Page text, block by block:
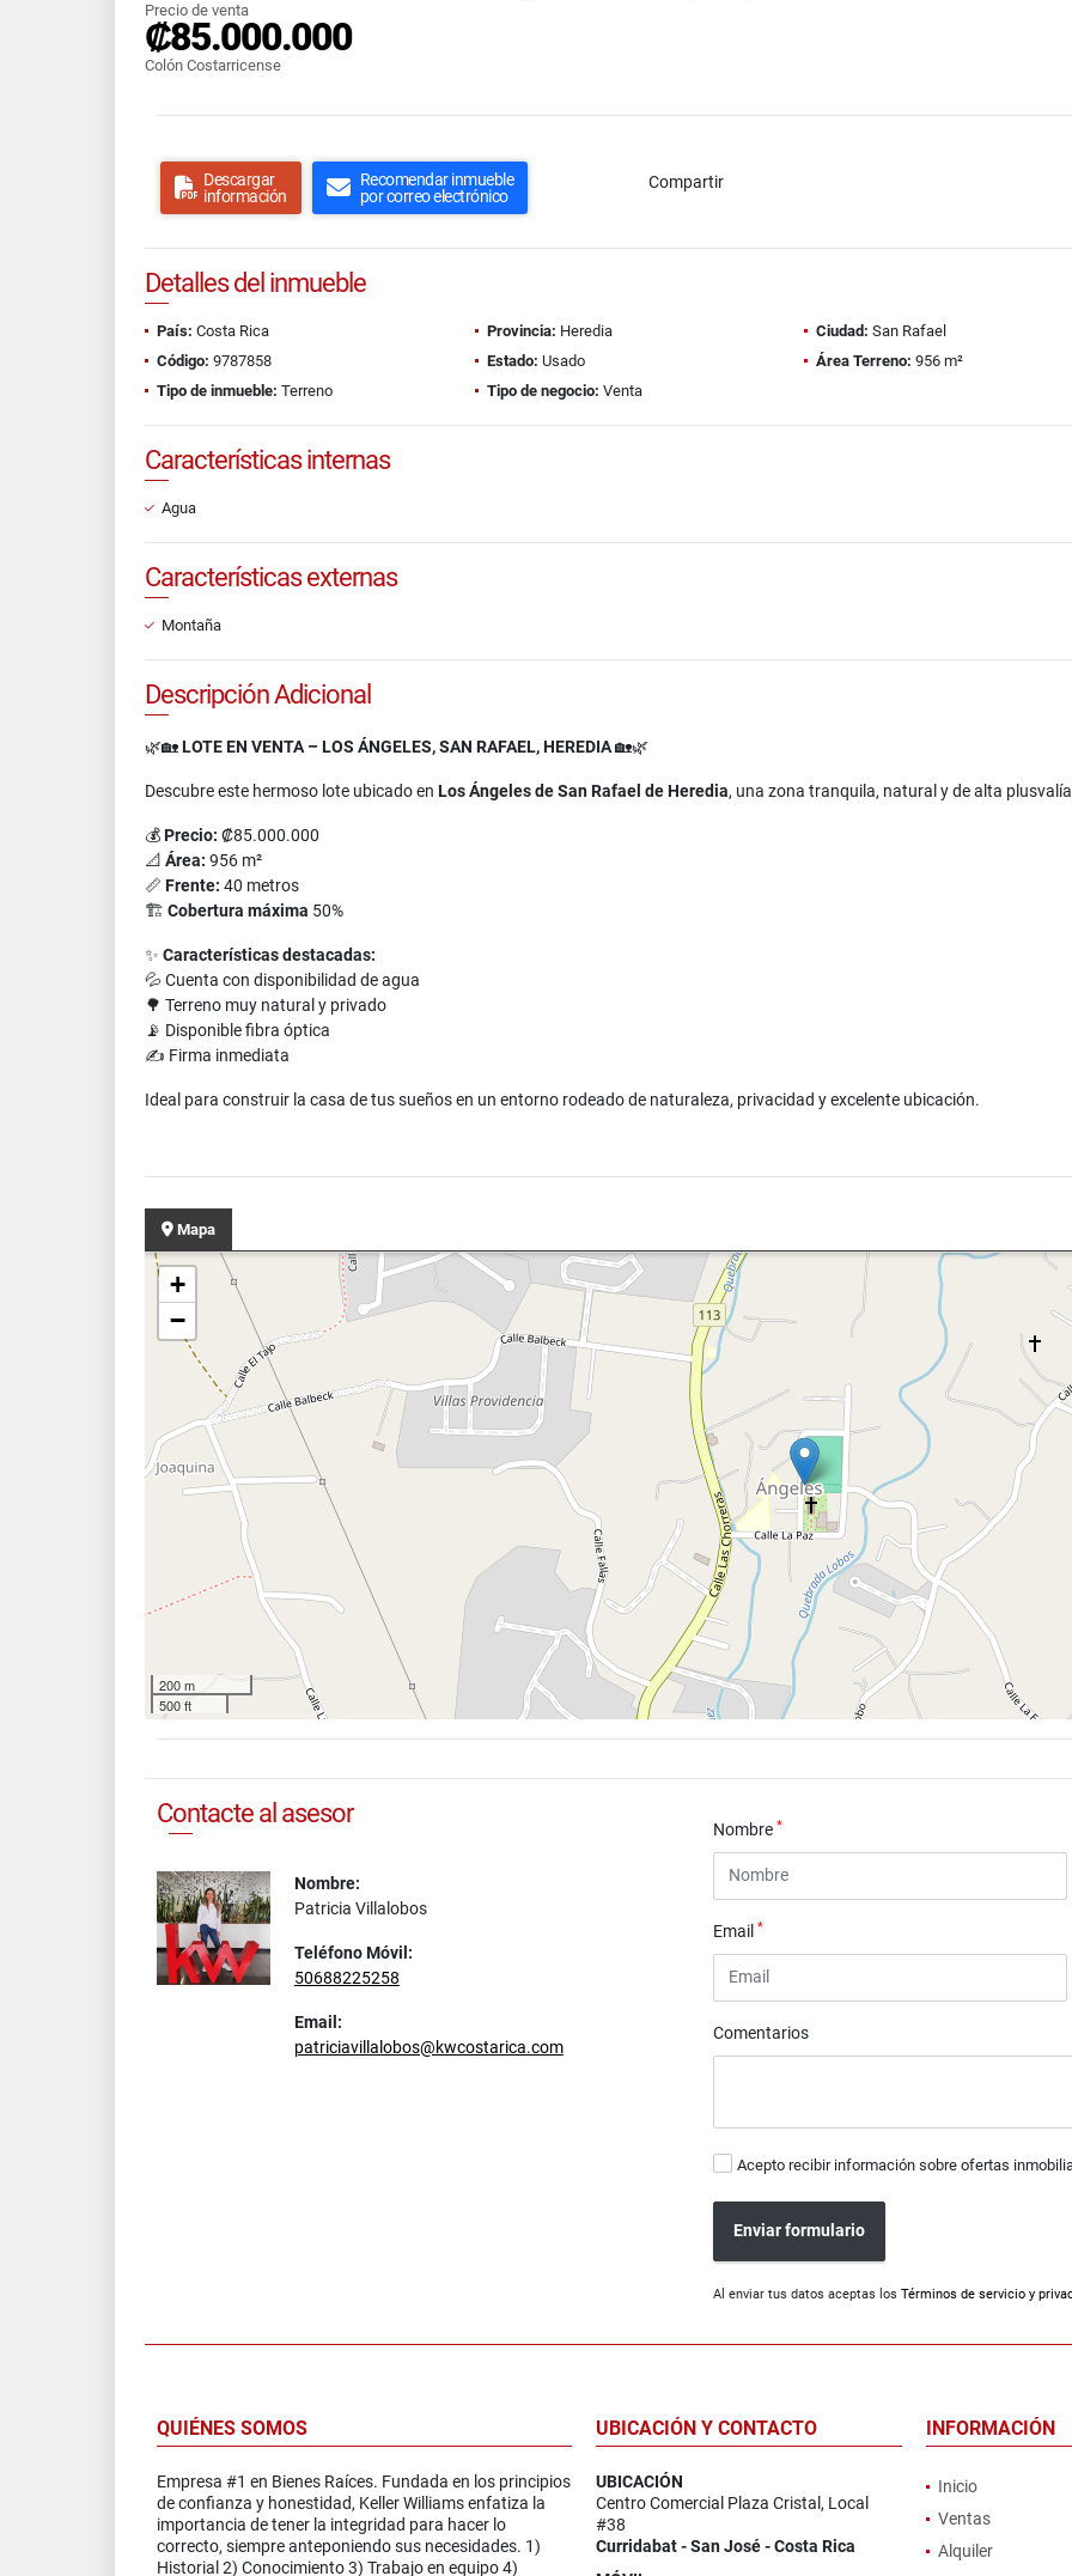
Precio de venta
₡85.000.000
Colón Costarricense
Descargar
información
Recomendar inmueble
por correo electrónico
Compartir
Detalles del inmueble
País: Costa Rica Provincia: Heredia Ciudad: San Rafael
Código: 9787858 Estado: Usado Área Terreno: 956 m²
Tipo de inmueble: Terreno Tipo de negocio: Venta
Características internas
Agua
Características externas
Montaña
Descripción Adicional
🌿🏡LOTE EN VENTA – LOS ÁNGELES, SAN RAFAEL, HEREDIA🏡🌿
Descubre este hermoso lote ubicado en Los Ángeles de San Rafael de Heredia, una zona tranquila, natural y de alta
💰Precio: ₡85.000.000
📐 Área: 956 m²
📏 Frente: 40 metros
🏗 Cobertura máxima 50%
✨ Características destacadas:
💦 Cuenta con disponibilidad de agua
🌳 Terreno muy natural y privado
📡 Disponible fibra óptica
✍️ Firma inmediata
Ideal para construir la casa de tus sueños en un entorno rodeado de naturaleza, privacidad y excelente ubicación.
Mapa
+
−
200 m
500 ft
Contacte al asesor
Nombre:
Patricia Villalobos
Teléfono Móvil:
50688225258
Email:
patriciavillalobos@kwcostarica.com
Nombre*
Email*
Comentarios
Acepto recibir información sobre ofertas
Enviar formulario
Al enviar tus datos aceptas losTérminos de servicio y
QUIÉNES SOMOS
Empresa #1 en Bienes Raíces. Fundada en los principios
de confianza y honestidad, Keller Williams enfatiza la
importancia de tener la integridad para hacer lo
correcto, siempre anteponiendo sus necesidades. 1)
Historial 2) Conocimiento 3) Trabajo en equipo 4)
UBICACIÓN Y CONTACTO
UBICACIÓN
Centro Comercial Plaza Cristal, Local
#38
Curridabat - San José - Costa Rica
INFORMACIÓN
Inicio
Ventas
Alquiler